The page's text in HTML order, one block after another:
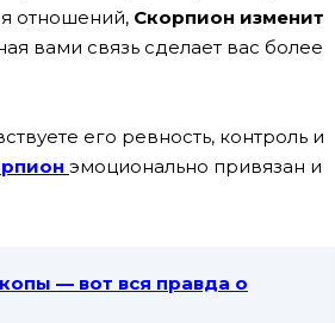
отношений, Скорпион изменит
вами связь сделает вас более
его ревность, контроль и
эмоционально привязан и
— вот вся правда о